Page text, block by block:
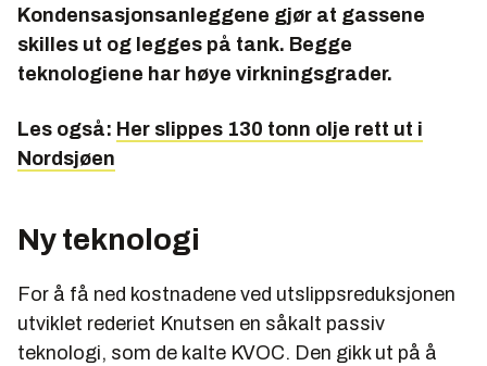
Kondensasjonsanleggene gjør at gassene
skilles ut og legges på tank. Begge
teknologiene har høye virkningsgrader.
Les også: Her slippes 130 tonn olje rett ut i
Nordsjøen
Ny teknologi
For å få ned kostnadene ved utslippsreduksjonen
utviklet rederiet Knutsen en såkalt passiv
teknologi, som de kalte KVOC. Den gikk ut på å